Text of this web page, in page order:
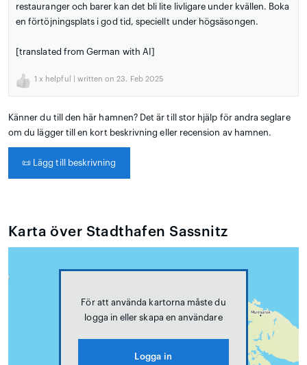
restauranger och barer kan det bli lite livligare under kvällen. Boka
en förtöjningsplats i god tid, speciellt under högsäsongen.
[translated from German with AI]
1 x helpful | written on 23. Feb 2025
Känner du till den här hamnen? Det är till stor hjälp för andra seglare
om du lägger till en kort beskrivning eller recension av hamnen.
📜 Lägg till beskrivning
Karta över Stadthafen Sassnitz
För att använda kartorna måste du
logga in eller skapa en användare
Logga in